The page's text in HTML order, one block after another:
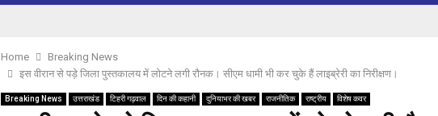
Home
Breaking News
इस वीरान से पड़े जिला पुस्तकालय में लोटने लगी रौनक। सीएम धामी भी कर चुके हैं लाइब्रेरी का निरीक्षण।
Breaking News उत्तराखंड टिहरी गढ़वाल दिन की कहानी दुनियाभर की खबर राजनीतिक राष्ट्रीय विशेष कवर